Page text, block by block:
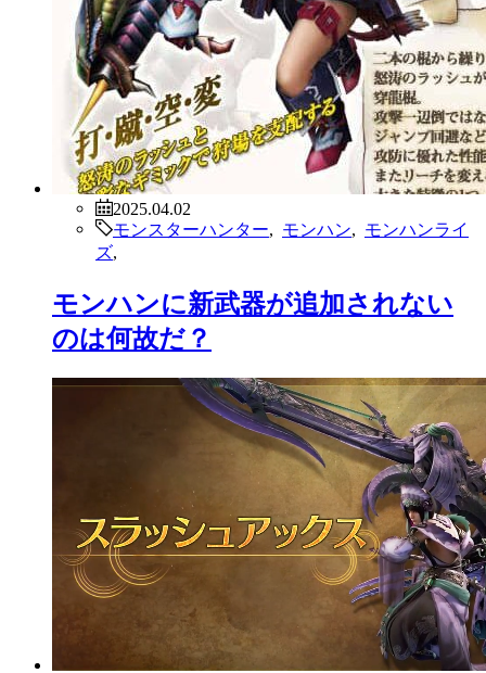
2025.04.02
モンスターハンター
モンハン
モンハンライ
ズ
モンハンに新武器が追加されない
のは何故だ？